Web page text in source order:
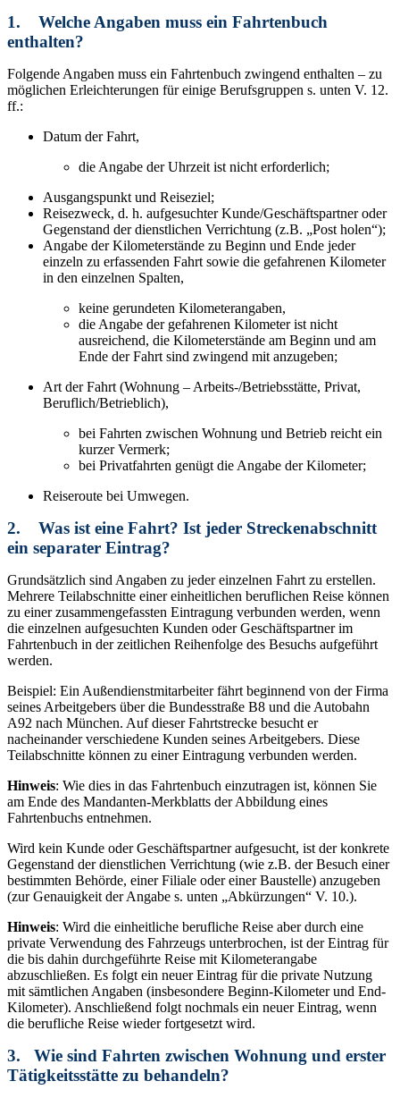
1. Welche Angaben muss ein Fahrtenbuch
enthalten?
Folgende Angaben muss ein Fahrtenbuch zwingend enthalten – zu
möglichen Erleichterungen für einige Berufsgruppen s. unten V. 12.
ff.:
Datum der Fahrt,
die Angabe der Uhrzeit ist nicht erforderlich;
Ausgangspunkt und Reiseziel;
Reisezweck, d. h. aufgesuchter Kunde/Geschäftspartner oder
Gegenstand der dienstlichen Verrichtung (z.B. „Post holen“);
Angabe der Kilometerstände zu Beginn und Ende jeder
einzeln zu erfassenden Fahrt sowie die gefahrenen Kilometer
in den einzelnen Spalten,
keine gerundeten Kilometerangaben,
die Angabe der gefahrenen Kilometer ist nicht
ausreichend, die Kilometerstände am Beginn und am
Ende der Fahrt sind zwingend mit anzugeben;
Art der Fahrt (Wohnung – Arbeits-/Betriebsstätte, Privat,
Beruflich/Betrieblich),
bei Fahrten zwischen Wohnung und Betrieb reicht ein
kurzer Vermerk;
bei Privatfahrten genügt die Angabe der Kilometer;
Reiseroute bei Umwegen.
2. Was ist eine Fahrt? Ist jeder Streckenabschnitt
ein separater Eintrag?
Grundsätzlich sind Angaben zu jeder einzelnen Fahrt zu erstellen.
Mehrere Teilabschnitte einer einheitlichen beruflichen Reise können
zu einer zusammengefassten Eintragung verbunden werden, wenn
die einzelnen aufgesuchten Kunden oder Geschäftspartner im
Fahrtenbuch in der zeitlichen Reihenfolge des Besuchs aufgeführt
werden.
Beispiel: Ein Außendienstmitarbeiter fährt beginnend von der Firma
seines Arbeitgebers über die Bundesstraße B8 und die Autobahn
A92 nach München. Auf dieser Fahrtstrecke besucht er
nacheinander verschiedene Kunden seines Arbeitgebers. Diese
Teilabschnitte können zu einer Eintragung verbunden werden.
Hinweis: Wie dies in das Fahrtenbuch einzutragen ist, können Sie
am Ende des Mandanten-Merkblatts der Abbildung eines
Fahrtenbuchs entnehmen.
Wird kein Kunde oder Geschäftspartner aufgesucht, ist der konkrete
Gegenstand der dienstlichen Verrichtung (wie z.B. der Besuch einer
bestimmten Behörde, einer Filiale oder einer Baustelle) anzugeben
(zur Genauigkeit der Angabe s. unten „Abkürzungen“ V. 10.).
Hinweis: Wird die einheitliche berufliche Reise aber durch eine
private Verwendung des Fahrzeugs unterbrochen, ist der Eintrag für
die bis dahin durchgeführte Reise mit Kilometerangabe
abzuschließen. Es folgt ein neuer Eintrag für die private Nutzung
mit sämtlichen Angaben (insbesondere Beginn-Kilometer und End-
Kilometer). Anschließend folgt nochmals ein neuer Eintrag, wenn
die berufliche Reise wieder fortgesetzt wird.
3. Wie sind Fahrten zwischen Wohnung und erster
Tätigkeitsstätte zu behandeln?